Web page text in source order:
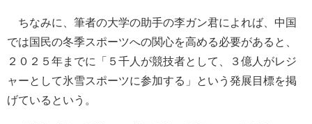
ちなみに、筆者の大学の助手の李ガン君によれば、中国
では国民の冬季スポーツへの関心を高める必要があると、
２０２５年までに「５千人が競技者として、３億人がレジ
ャーとして氷雪スポーツに参加する」という発展目標を掲
げているという。